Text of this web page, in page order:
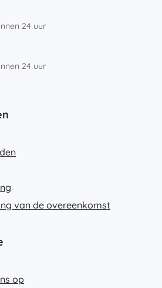
24 uur
24 uur
van de overeenkomst
op